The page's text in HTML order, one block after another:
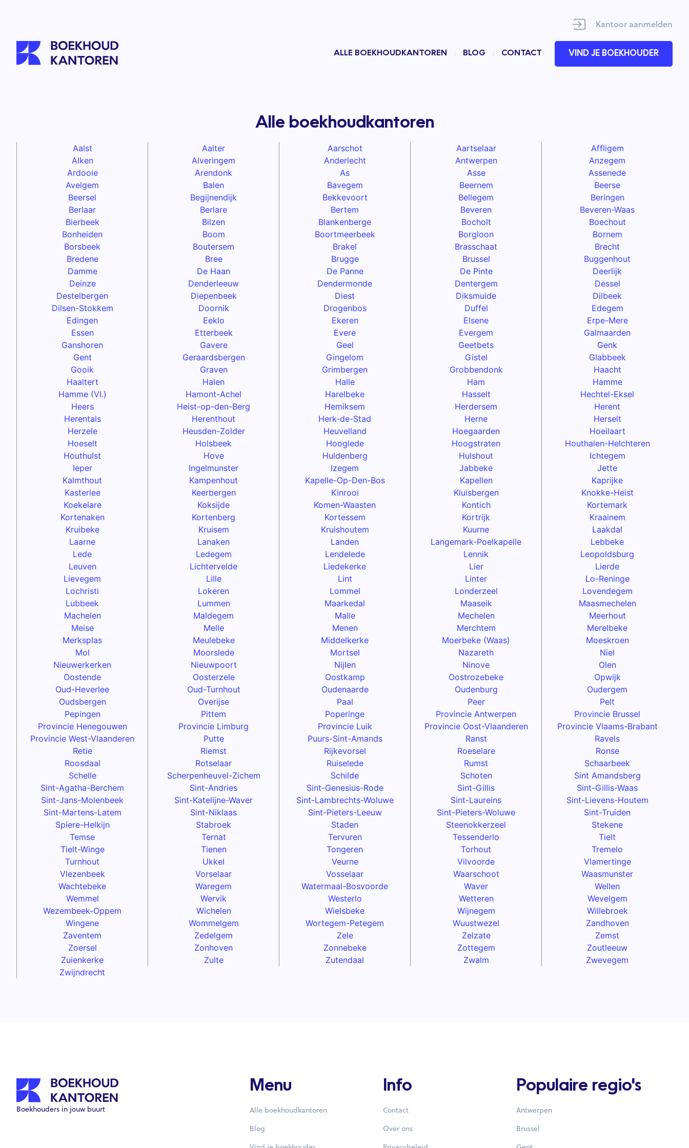
Kantoor aanmelden
ALLE BOEKHOUDKANTOREN BLOG CONTACT VIND JE BOEKHOUDER
Alle boekhoudkantoren
Aalst Aalter Aarschot Aartselaar
Affligem
Alken
Alveringem Anderlecht Antwerpen
Anzegem
Ardooie
Arendonk As Asse
Assenede
Avelgem
Balen Bavegem Beernem
Beerse
Beersel
Begijnendijk Bekkevoort Bellegem
Beringen
Berlaar
Berlare Bertem Beveren
Beveren-Waas
Bierbeek
Bilzen Blankenberge Bocholt
Boechout
Bonheiden
Boom Boortmeerbeek Borgloon
Bornem
Borsbeek
Boutersem Brakel Brasschaat
Brecht
Bredene
Bree Brugge Brussel
Buggenhout
Damme
De Haan De Panne De Pinte
Deerlijk
Deinze
Denderleeuw Dendermonde Dentergem
Dessel
Destelbergen
Diepenbeek Diest Diksmuide
Dilbeek
Dilsen-Stokkem
Doornik Drogenbos Duffel
Edegem
Edingen
Eeklo Ekeren Elsene
Erpe-Mere
Essen
Etterbeek Evere Evergem
Galmaarden
Ganshoren
Gavere Geel Geetbets
Genk
Gent
Geraardsbergen Gingelom Gistel
Glabbeek
Gooik
Graven Grimbergen Grobbendonk
Haacht
Haaltert
Halen Halle Ham
Hamme
Hamme (Vl.)
Hamont-Achel Harelbeke Hasselt
Hechtel-Eksel
Heers
Heist-op-den-Berg Hemiksem Herdersem
Herent
Herentals
Herenthout Herk-de-Stad Herne
Herselt
Herzele
Heusden-Zolder Heuvelland Hoegaarden
Hoeilaart
Hoeselt
Holsbeek Hooglede Hoogstraten
Houthalen-Helchteren
Houthulst
Hove Huldenberg Hulshout
Ichtegem
Ieper
Ingelmunster Izegem Jabbeke
Jette
Kalmthout
Kampenhout Kapelle-Op-Den-Bos Kapellen
Kaprijke
Kasterlee
Keerbergen Kinrooi Kluisbergen
Knokke-Heist
Koekelare
Koksijde Komen-Waasten Kontich
Kortemark
Kortenaken
Kortenberg Kortessem Kortrijk
Kraainem
Kruibeke
Kruisem Kruishoutem Kuurne
Laakdal
Laarne
Lanaken Landen Langemark-Poelkapelle
Lebbeke
Lede
Ledegem Lendelede Lennik
Leopoldsburg
Leuven
Lichtervelde Liedekerke Lier
Lierde
Lievegem
Lille Lint Linter
Lo-Reninge
Lochristi
Lokeren Lommel Londerzeel
Lovendegem
Lubbeek
Lummen Maarkedal Maaseik
Maasmechelen
Machelen
Maldegem Malle Mechelen
Meerhout
Meise
Melle Menen Merchtem
Merelbeke
Merksplas
Meulebeke Middelkerke Moerbeke (Waas)
Moeskroen
Mol
Moorslede Mortsel Nazareth
Niel
Nieuwerkerken
Nieuwpoort Nijlen Ninove
Olen
Oostende
Oosterzele Oostkamp Oostrozebeke
Opwijk
Oud-Heverlee
Oud-Turnhout Oudenaarde Oudenburg
Oudergem
Oudsbergen
Overijse Paal Peer
Pelt
Pepingen
Pittem Poperinge Provincie Antwerpen
Provincie Brussel
Provincie Henegouwen
Provincie Limburg Provincie Luik Provincie Oost-Vlaanderen
Provincie Vlaams-Brabant
Provincie West-Vlaanderen
Putte Puurs-Sint-Amands Ranst
Ravels
Retie
Riemst Rijkevorsel Roeselare
Ronse
Roosdaal
Rotselaar Ruiselede Rumst
Schaarbeek
Schelle
Scherpenheuvel-Zichem Schilde Schoten
Sint Amandsberg
Sint-Agatha-Berchem
Sint-Andries Sint-Genesius-Rode Sint-Gillis
Sint-Gillis-Waas
Sint-Jans-Molenbeek
Sint-Katelijne-Waver Sint-Lambrechts-Woluwe Sint-Laureins
Sint-Lievens-Houtem
Sint-Martens-Latem
Sint-Niklaas Sint-Pieters-Leeuw Sint-Pieters-Woluwe
Sint-Truiden
Spiere-Helkijn
Stabroek Staden Steenokkerzeel
Stekene
Temse
Ternat Tervuren Tessenderlo
Tielt
Tielt-Winge
Tienen Tongeren Torhout
Tremelo
Turnhout
Ukkel Veurne Vilvoorde
Vlamertinge
Vlezenbeek
Vorselaar Vosselaar Waarschoot
Waasmunster
Wachtebeke
Waregem Watermaal-Bosvoorde Waver
Wellen
Wemmel
Wervik Westerlo Wetteren
Wevelgem
Wezembeek-Oppem
Wichelen Wielsbeke Wijnegem
Willebroek
Wingene
Wommelgem Wortegem-Petegem Wuustwezel
Zandhoven
Zaventem
Zedelgem Zele Zelzate
Zemst
Zoersel
Zonhoven Zonnebeke Zottegem
Zoutleeuw
Zuienkerke
Zulte Zutendaal Zwalm
Zwevegem
Zwijndrecht
Boekhouders in jouw buurt
Menu
Alle boekhoudkantoren
Blog
Info
Contact
Over ons
Populaire regio's
Antwerpen
Brussel